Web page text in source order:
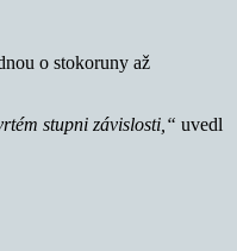
o stokoruny až
stupni závislosti,“ uvedl